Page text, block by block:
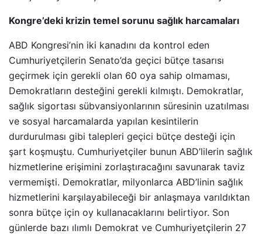
Kongre’deki krizin temel sorunu sağlık harcamaları
ABD Kongresi’nin iki kanadını da kontrol eden
Cumhuriyetçilerin Senato’da geçici bütçe tasarısı
geçirmek için gerekli olan 60 oya sahip olmaması,
Demokratların desteğini gerekli kılmıştı. Demokratlar,
sağlık sigortası sübvansiyonlarının süresinin uzatılması
ve sosyal harcamalarda yapılan kesintilerin
durdurulması gibi talepleri geçici bütçe desteği için
şart koşmuştu. Cumhuriyetçiler bunun ABD’lilerin sağlık
hizmetlerine erişimini zorlaştıracağını savunarak taviz
vermemişti. Demokratlar, milyonlarca ABD’linin sağlık
hizmetlerini karşılayabileceği bir anlaşmaya varıldıktan
sonra bütçe için oy kullanacaklarını belirtiyor. Son
günlerde bazı ılımlı Demokrat ve Cumhuriyetçilerin 27